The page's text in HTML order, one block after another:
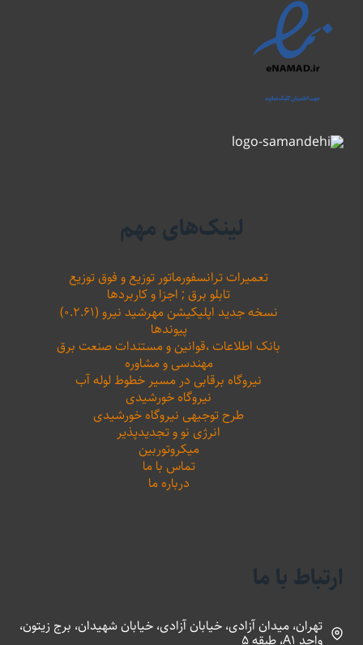
لینک‌های مهم
تعمیرات ترانسفورماتور توزیع و فوق توزیع
تابلو برق ; اجزا و کاربردها
نسخه جدید اپلیکیشن مهرشید نیرو (۰.۲.۶۱)
پیوندها
بانک اطلاعات ،‌قوانین و مستندات صنعت برق
مهندسی و مشاوره
نیروگاه برقابی در مسیر خطوط لوله آب
نیروگاه خورشیدی
طرح توجیهی نیروگاه خورشیدی
انرژی نو و تجدیدپذیر
میکروتوربین
تماس با ما
درباره ما
ارتباط با ما
تهران، میدان آزادی، خیابان آزادی، خیابان شهیدان، برج زیتون،
واحد A1، طبقه 5